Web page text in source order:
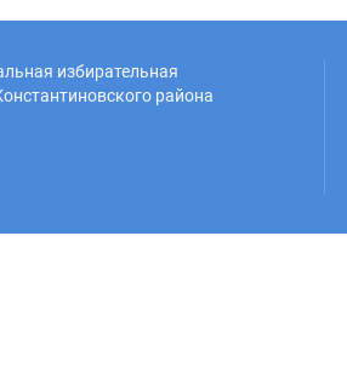
избирательная
района